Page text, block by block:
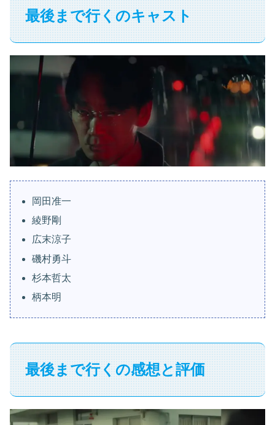
最後まで行くのキャスト
岡田准一
綾野剛
広末涼子
磯村勇斗
杉本哲太
柄本明
最後まで行くの感想と評価